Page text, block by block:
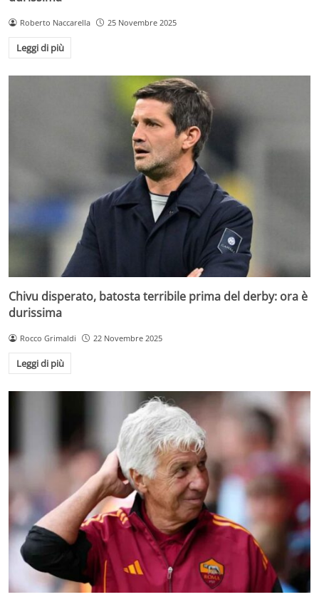
Roberto Naccarella 25 Novembre 2025
Leggi di più
Chivu disperato, batosta terribile prima del derby: ora è
durissima
Rocco Grimaldi 22 Novembre 2025
Leggi di più